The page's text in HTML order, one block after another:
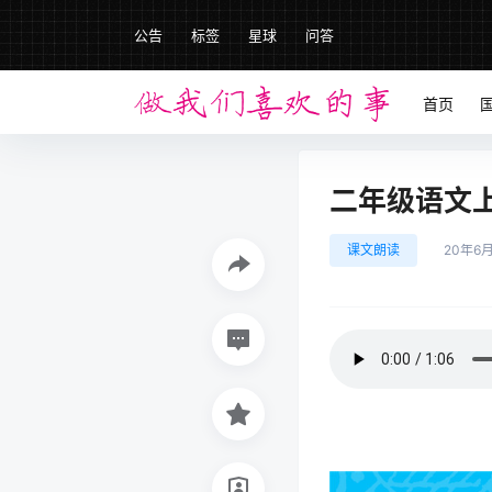
公告 标签 星球 问答
首页
二年级语文
课文朗读 20年6